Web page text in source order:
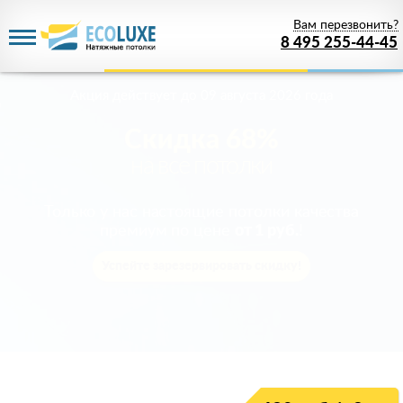
8 495 255-44-45
Вам перезвонить?